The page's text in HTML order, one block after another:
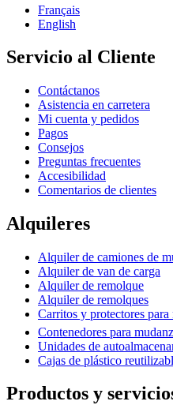
Français
English
Servicio al Cliente
Contáctanos
Asistencia en carretera
Mi cuenta y pedidos
Pagos
Consejos
Preguntas frecuentes
Accesibilidad
Comentarios de clientes
Alquileres
Alquiler de camiones de
Alquiler de van de carga
Alquiler de remolque
Alquiler de remolques
Carritos y protectores para
Contenedores para
Unidades de
Cajas de plástico
Productos y